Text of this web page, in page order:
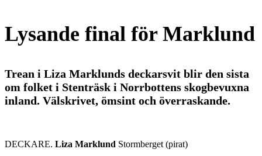
Lysande final för Marklund
Trean i Liza Marklunds deckarsvit blir den sista
om folket i Stenträsk i Norrbottens skogbevuxna
inland. Välskrivet, ömsint och överraskande.
DECKARE. Liza Marklund Stormberget (pirat)